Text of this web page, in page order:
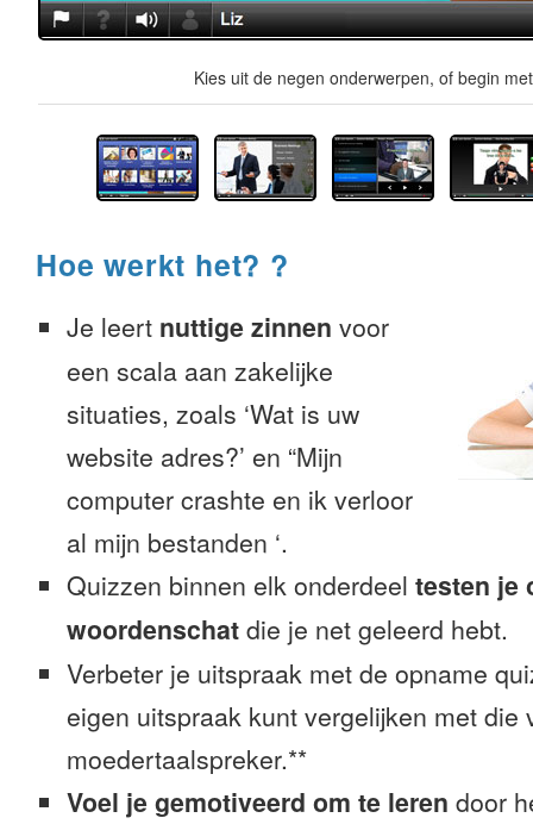
Kies uit de negen onderwerpen, of begin
Hoe werkt het? ?
Je leert nuttige zinnen voor
een scala aan zakelijke
situaties, zoals ‘Wat is uw
website adres?’ en “Mijn
computer crashte en ik verloor
al mijn bestanden ‘.
Quizzen binnen elk onderdeel testen je
woordenschat die je net geleerd hebt.
Verbeter je uitspraak met de opname
eigen uitspraak kunt vergelijken met die
moedertaalspreker.**
Voel je gemotiveerd om te leren door